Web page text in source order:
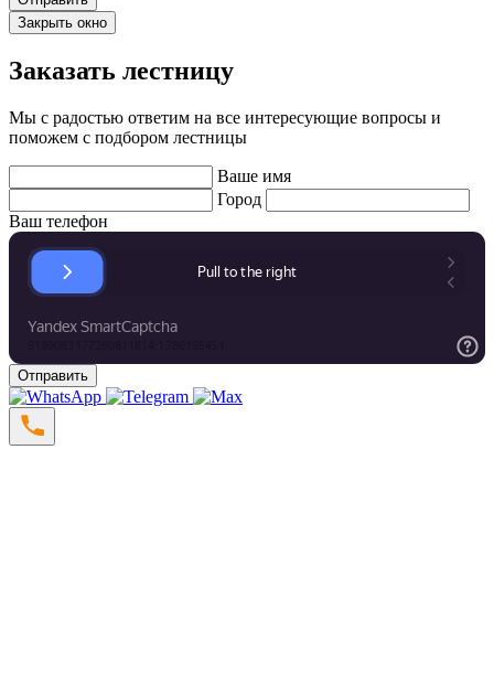
Закрыть окно
Заказать лестницу
Мы с радостью ответим на все интересующие вопросы и
поможем с подбором лестницы
Ваше имя
Город
Ваш телефон